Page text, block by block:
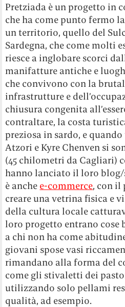
Pretziada è un progetto in
che ha come punto fermo
un territorio, quello del
Sardegna, che come molti
riesce a inglobare scorci
manifatture antiche e
che convivono con la
infrastrutture e
chiusura congenita
contraltare, la costa
preziosa in sardo, e
Atzori e Kyre Chenven si
(45 chilometri da Cagliari)
hanno lanciato il loro
è anche e-commerce, con il
creare una vetrina fisica e
della cultura locale
loro progetto entrano cose
a chi non ha come
giovani spose vasi
rimandano alla forma del
come gli stivaletti dei
utilizzando solo pellami
qualità, ad esempio.